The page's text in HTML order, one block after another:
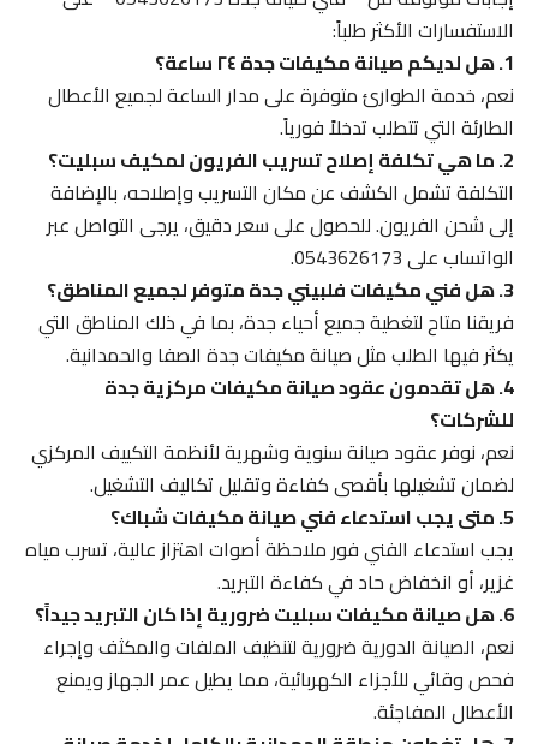
الاستفسارات الأكثر طلباً:
1. هل لديكم صيانة مكيفات جدة ٢٤ ساعة؟
نعم، خدمة الطوارئ متوفرة على مدار الساعة لجميع الأعطال
الطارئة التي تتطلب تدخلاً فورياً.
2. ما هي تكلفة إصلاح تسريب الفريون لمكيف سبليت؟
التكلفة تشمل الكشف عن مكان التسريب وإصلاحه، بالإضافة
إلى شحن الفريون. للحصول على سعر دقيق، يرجى التواصل عبر
الواتساب على 0543626173.
3. هل فني مكيفات فلبيني جدة متوفر لجميع المناطق؟
فريقنا متاح لتغطية جميع أحياء جدة، بما في ذلك المناطق التي
يكثر فيها الطلب مثل صيانة مكيفات جدة الصفا والحمدانية.
4. هل تقدمون عقود صيانة مكيفات مركزية جدة
للشركات؟
نعم، نوفر عقود صيانة سنوية وشهرية لأنظمة التكييف المركزي
لضمان تشغيلها بأقصى كفاءة وتقليل تكاليف التشغيل.
5. متى يجب استدعاء فني صيانة مكيفات شباك؟
يجب استدعاء الفني فور ملاحظة أصوات اهتزاز عالية، تسرب مياه
غزير، أو انخفاض حاد في كفاءة التبريد.
6. هل صيانة مكيفات سبليت ضرورية إذا كان التبريد جيداً؟
نعم، الصيانة الدورية ضرورية لتنظيف الملفات والمكثف وإجراء
فحص وقائي للأجزاء الكهربائية، مما يطيل عمر الجهاز ويمنع
الأعطال المفاجئة.